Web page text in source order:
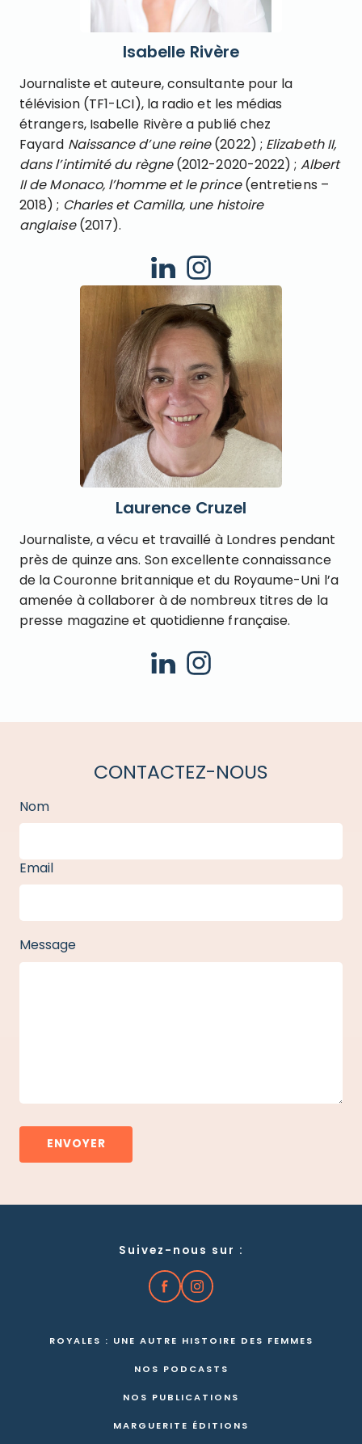
Isabelle Rivère
Journaliste et auteure, consultante pour la
télévision (TF1-LCI), la radio et les médias
étrangers, Isabelle Rivère a publié chez
Fayard Naissance d’une reine(2022) ; Elizabeth II,
dans l’intimité du règne(2012-2020-2022) ; Albert
II de Monaco, l’homme et le prince(entretiens –
2018) ; Charles et Camilla, une histoire
anglaise(2017).
LinkedinInstagram
Laurence Cruzel
Journaliste, a vécu et travaillé à Londres pendant
près de quinze ans. Son excellente connaissance
de la Couronne britannique et du Royaume-Uni l’a
amenée à collaborer à de nombreux titres de la
presse magazine et quotidienne française.
LinkedinInstagram
CONTACTEZ-NOUS
Nom
Email
Message
Suivez-nous sur :
ROYALES : UNE AUTRE HISTOIRE DES FEMMES
NOS PODCASTS
NOS PUBLICATIONS
MARGUERITE ÉDITIONS